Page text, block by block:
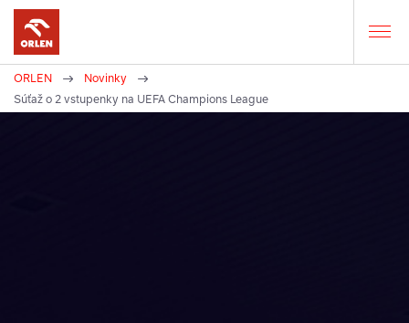
Here
you
ORLEN
Novinky
Súťaž o 2 vstupenky na UEFA Champions League